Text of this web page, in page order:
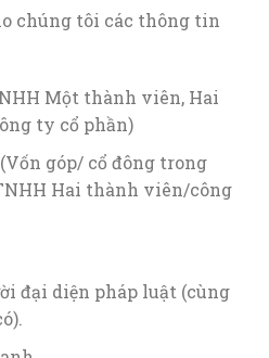
chúng tôi các thông tin
Một thành viên, Hai
ty cổ phần)
góp/ cổ đông trong
Hai thành viên/công
đại diện pháp luật (cùng